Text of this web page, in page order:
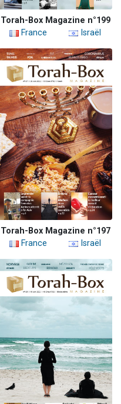
Torah-Box Magazine n°199
France
Israël
Torah-Box Magazine n°197
France
Israël